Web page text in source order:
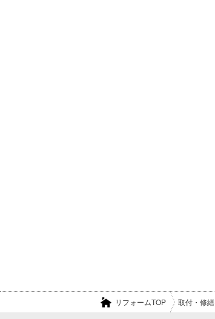
リフォームTOP 取付・修繕